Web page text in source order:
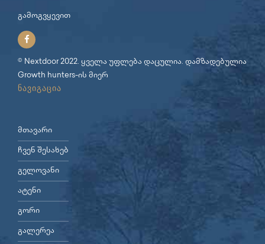
გამოგვყევით
© Nextdoor 2022. ყველა უფლება დაცულია. დამზადებულია
Growth hunters-ის მიერ
ნავიგაცია
მთავარი
ჩვენ შესახებ
გელოვანი
ატენი
გორი
გალერეა